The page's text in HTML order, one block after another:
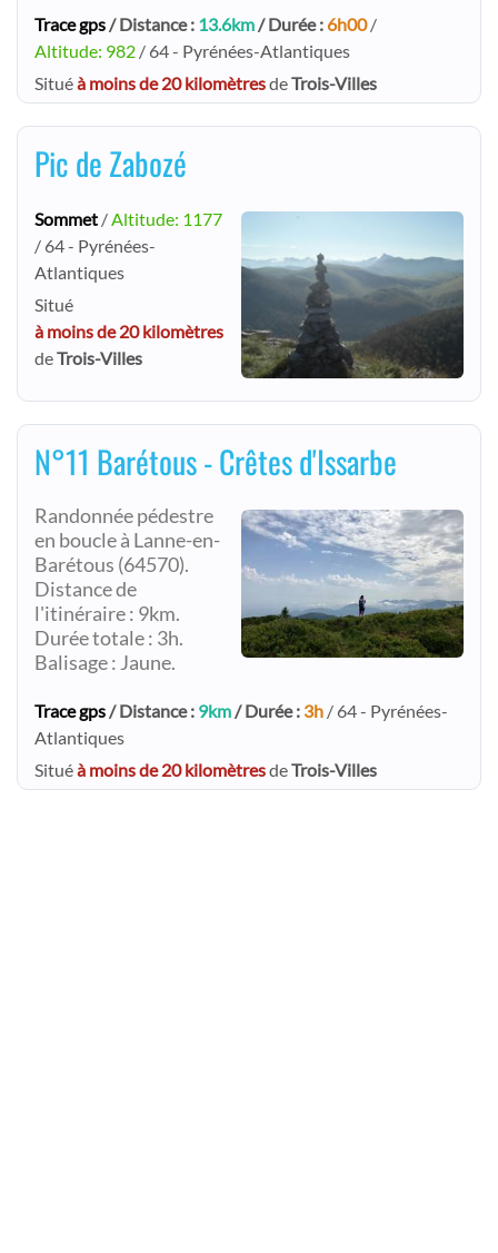
Trace gps/ Distance : 13.6km/ Durée : 6h00/
Altitude: 982 / 64 - Pyrénées-Atlantiques
Situéà moins de 20 kilomètresdeTrois-Villes
Pic de Zabozé
Sommet /Altitude: 1177
/ 64 - Pyrénées-
Atlantiques
Situé
à moins de 20 kilomètres
deTrois-Villes
N°11 Barétous - Crêtes d'Issarbe
Randonnée pédestre
en boucle à Lanne-en-
Barétous (64570).
Distance de
l'itinéraire : 9km.
Durée totale : 3h.
Balisage : Jaune.
Trace gps/ Distance : 9km/ Durée : 3h / 64 - Pyrénées-
Atlantiques
Situéà moins de 20 kilomètresdeTrois-Villes